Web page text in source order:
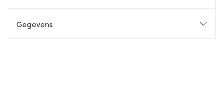
Gegevens